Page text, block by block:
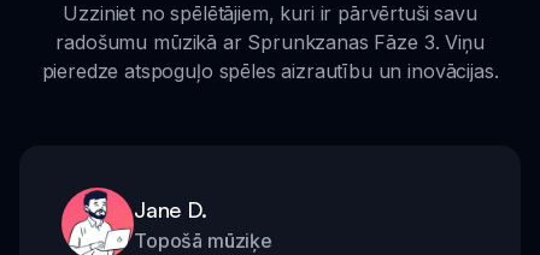
Uzziniet no spēlētājiem, kuri ir pārvērtuši savu
radošumu mūzikā ar Sprunkzanas Fāze 3. Viņu
pieredze atspoguļo spēles aizrautību un inovācijas.
Jane D.
Topošā mūziķe